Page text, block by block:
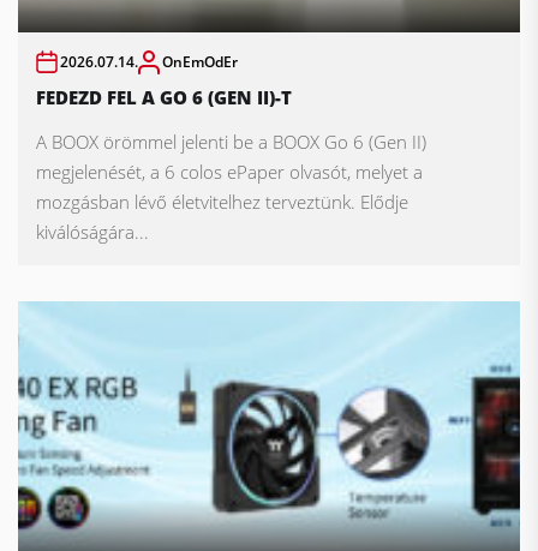
2026.07.14. OnEmOdEr
FEDEZD FEL A GO 6 (GEN II)-T
A BOOX örömmel jelenti be a BOOX Go 6 (Gen II)
megjelenését, a 6 colos ePaper olvasót, melyet a
mozgásban lévő életvitelhez terveztünk. Elődje
kiválóságára...